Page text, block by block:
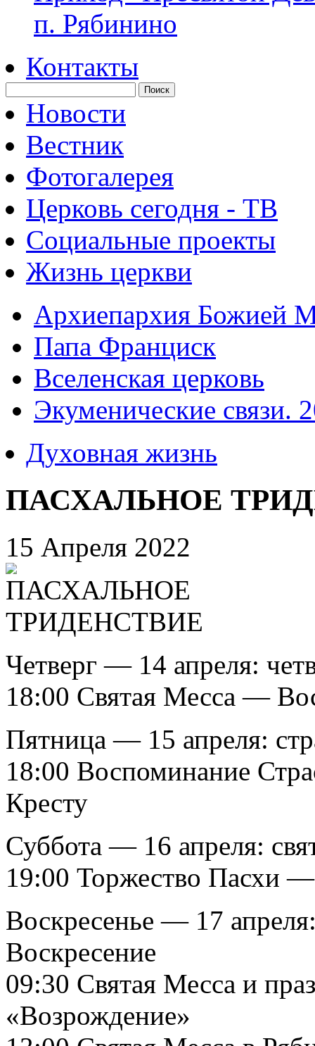
п. Рябинино
Контакты
Новости
Вестник
Фотогалерея
Церковь сегодня - ТВ
Социальные проекты
Жизнь церкви
Архиепархия Божией
Папа Франциск
Вселенская церковь
Экуменические связи.
Духовная жизнь
ПАСХАЛЬНОЕ
15 Апреля 2022
Четверг — 14 апреля:
18:00 Святая Месса —
Пятница — 15 апреля:
18:00 Воспоминание
Кресту
Суббота — 16 апреля:
19:00 Торжество Пасхи
Воскресенье — 17
Воскресение
09:30 Святая Месса и
«Возрождение»